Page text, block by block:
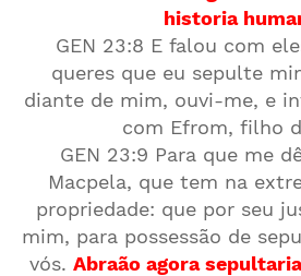
historia
GEN 23:8 E falou com
queres que eu sepulte
diante de mim, ouvi-me, e
com Efrom, filho
GEN 23:9 Para que me
Macpela, que tem na
propriedade: que por seu
mim, para possessão de
vós. Abraão agora